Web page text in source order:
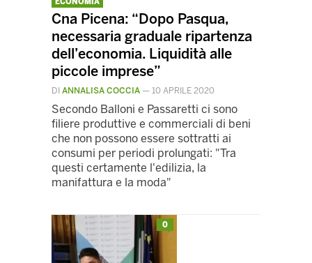
Cna Picena: “Dopo Pasqua,
necessaria graduale ripartenza
dell’economia. Liquidità alle
piccole imprese”
DI ANNALISA COCCIA — 10 APRILE 2020
Secondo Balloni e Passaretti ci sono
filiere produttive e commerciali di beni
che non possono essere sottratti ai
consumi per periodi prolungati: "Tra
questi certamente l'edilizia, la
manifattura e la moda"
0